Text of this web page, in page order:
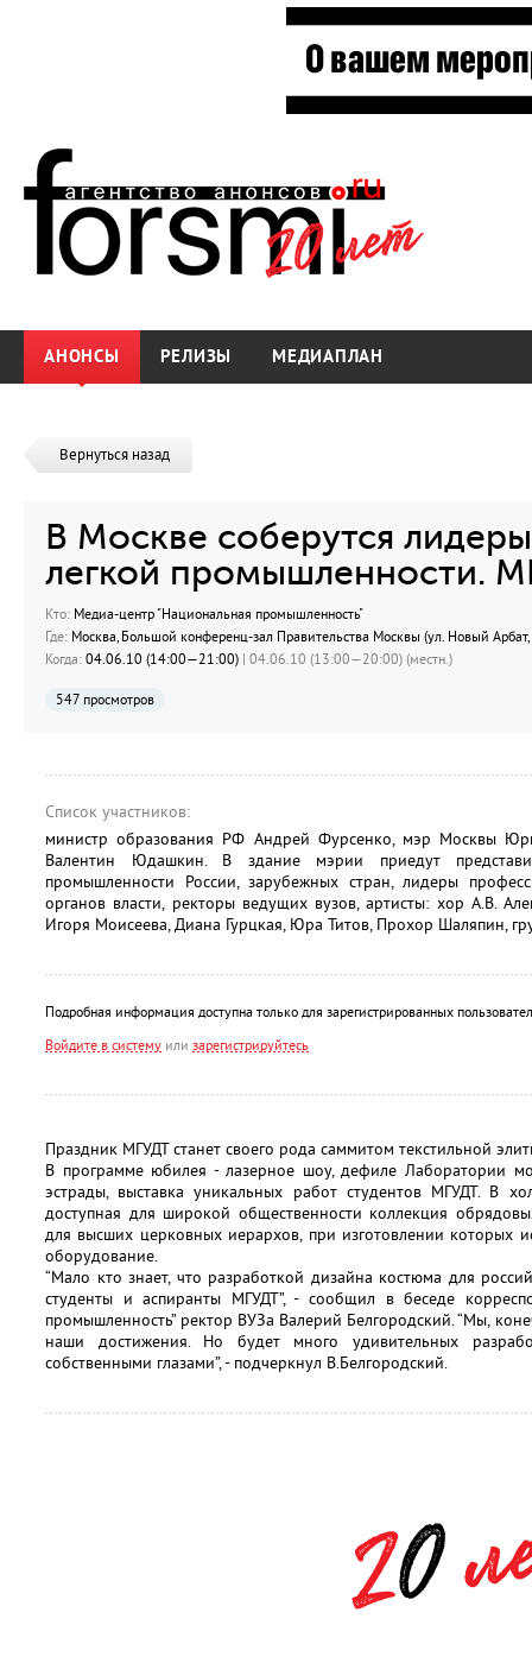
АНОНСЫ РЕЛИЗЫ МЕДИАПЛАН
Вернуться назад
В Москве соберутся
легкой промышленности.
Кто: Медиа-центр "Национальная промышленность"
Где: Москва, Большой конференц-зал Правительства Москвы (ул. Новый
Когда: 04.06.10 (14:00—21:00) | 04.06.10 (13:00—20:00) (местн.)
547 просмотров
Список участников:
министр образования РФ Андрей Фурсенко, мэр Москвы
Валентин Юдашкин. В здание мэрии приедут
промышленности России, зарубежных стран, лидеры
органов власти, ректоры ведущих вузов, артисты: хор А.В.
Игоря Моисеева, Диана Гурцкая, Юра Титов, Прохор Шаляпин,
Подробная информация доступна только для зарегистрированных
Войдите в систему или зарегистрируйтесь
Праздник МГУДТ станет своего рода саммитом текстильной
В программе юбилея - лазерное шоу, дефиле Лаборатории
эстрады, выставка уникальных работ студентов МГУДТ. В
доступная для широкой общественности коллекция
для высших церковных иерархов, при изготовлении которых
оборудование.
“Мало кто знает, что разработкой дизайна костюма для
студенты и аспиранты МГУДТ”, - сообщил в беседе
промышленность” ректор ВУЗа Валерий Белгородский. “Мы,
наши достижения. Но будет много удивительных
собственными глазами”, - подчеркнул В.Белгородский.